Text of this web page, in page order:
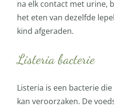
na elk contact met urine,
het eten van dezelfde
kind afgeraden.
Listeria bacterie
Listeria is een bacterie
kan veroorzaken. De